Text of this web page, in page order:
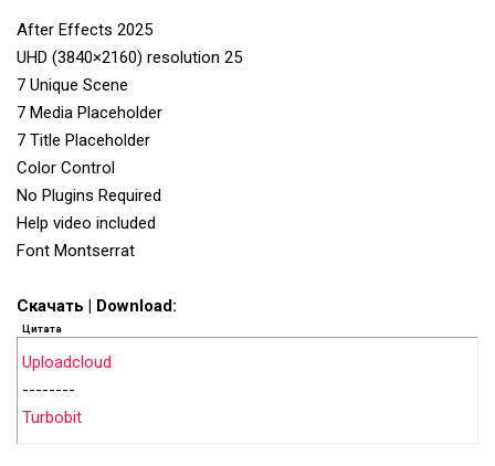
After Effects 2025
UHD (3840×2160) resolution 25
7 Unique Scene
7 Media Placeholder
7 Title Placeholder
Color Control
No Plugins Required
Help video included
Font Montserrat
Скачать | Download:
Цитата
Uploadcloud
--------
Turbobit